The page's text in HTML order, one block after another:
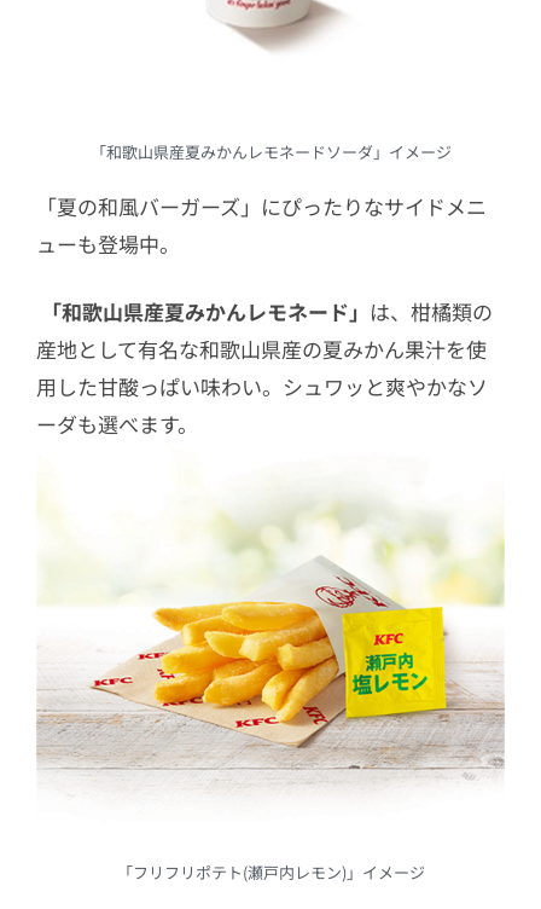
「和歌山県産夏みかんレモネードソーダ」イメージ
「夏の和風バーガーズ」にぴったりなサイドメニ
ューも登場中。
「和歌山県産夏みかんレモネード」 は、柑橘類の
産地として有名な和歌山県産の夏みかん果汁を使
用した甘酸っぱい味わい。シュワッと爽やかなソ
ーダも選べます。
「フリフリポテト(瀬戸内レモン)」イメージ